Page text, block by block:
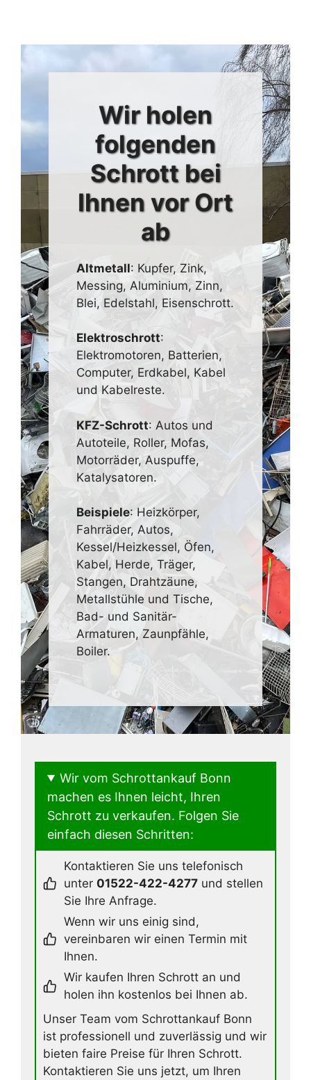
Wir holen
folgenden
Schrott bei
Ihnen vor Ort
ab
Altmetall: Kupfer, Zink,
Messing, Aluminium, Zinn,
Blei, Edelstahl, Eisenschrott.
Elektroschrott:
Elektromotoren, Batterien,
Computer, Erdkabel, Kabel
und Kabelreste.
KFZ-Schrott: Autos und
Autoteile, Roller, Mofas,
Motorräder, Auspuffe,
Katalysatoren.
Beispiele: Heizkörper,
Fahrräder, Autos,
Kessel/Heizkessel, Öfen,
Kabel, Herde, Träger,
Stangen, Drahtzäune,
Metallstühle und Tische,
Bad- und Sanitär-
Armaturen, Zaunpfähle,
Boiler.
Wir vom Schrottankauf Bonn
machen es Ihnen leicht, Ihren
Schrott zu verkaufen. Folgen Sie
einfach diesen Schritten:
Kontaktieren Sie uns telefonisch
unter 01522-422-4277 und stellen
Sie Ihre Anfrage.
Wenn wir uns einig sind,
vereinbaren wir einen Termin mit
Ihnen.
Wir kaufen Ihren Schrott an und
holen ihn kostenlos bei Ihnen ab.
Unser Team vom Schrottankauf Bonn
ist professionell und zuverlässig und wir
bieten faire Preise für Ihren Schrott.
Kontaktieren Sie uns jetzt, um Ihren